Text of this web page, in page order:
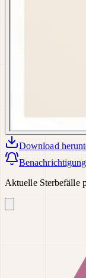
Download
Aktuelle Sterbefälle